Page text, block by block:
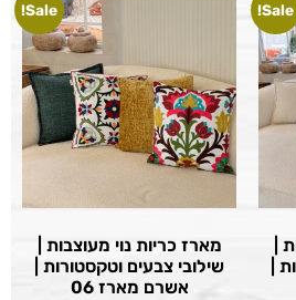
Sale!
|
|
Sale!
מארז כריות נוי מעוצבות |
שילובי צבעים וטקסטורות |
אשרם מארז 06